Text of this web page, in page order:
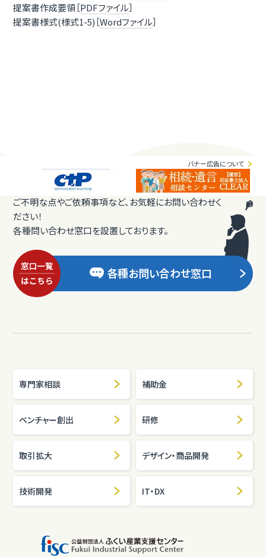
提案書作成要領［PDFファイル］
提案書様式(様式1-5)［Wordファイル］
バナー広告について
ご不明な点やご依頼事項など、お気軽にお問い合わせく
ださい！
各種問い合わせ窓口を設置しております。
各種お問い合わせ窓口
専門家相談 補助金
ベンチャー創出 研修
取引拡大 デザイン・商品開発
技術開発 IT・DX